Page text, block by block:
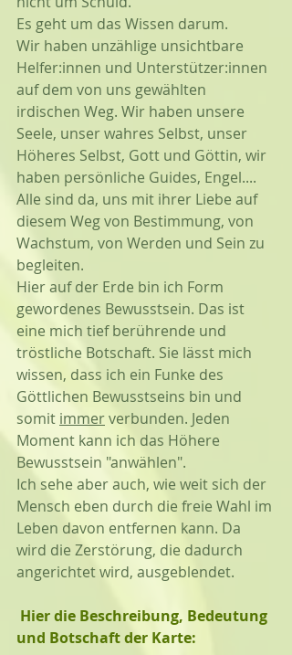
Es geht um das Wissen darum.
Wir haben unzählige unsichtbare
Helfer:innen und Unterstützer:innen
auf dem von uns gewählten
irdischen Weg. Wir haben unsere
Seele, unser wahres Selbst, unser
Höheres Selbst, Gott und Göttin, wir
haben persönliche Guides, Engel....
Alle sind da, uns mit ihrer Liebe auf
diesem Weg von Bestimmung, von
Wachstum, von Werden und Sein zu
begleiten.
Hier auf der Erde bin ich Form
gewordenes Bewusstsein. Das ist
eine mich tief berührende und
tröstliche Botschaft. Sie lässt mich
wissen, dass ich ein Funke des
Göttlichen Bewusstseins bin und
somit immer verbunden. Jeden
Moment kann ich das Höhere
Bewusstsein "anwählen".
Ich sehe aber auch, wie weit sich der
Mensch eben durch die freie Wahl im
Leben davon entfernen kann. Da
wird die Zerstörung, die dadurch
angerichtet wird, ausgeblendet.
und Botschaft der Karte: